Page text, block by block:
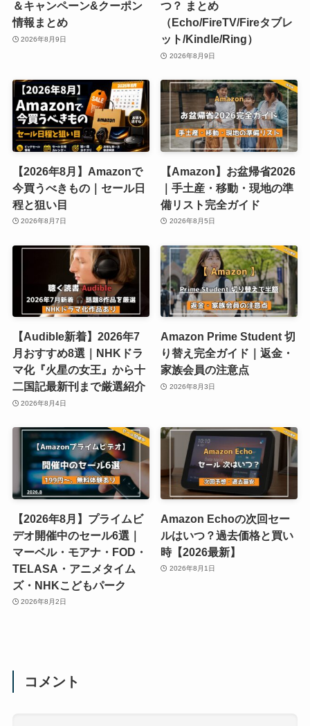
＆キャンペーン&クーポン
情報まとめ
2026年8月9日
つ？ まとめ
（Echo/FireTV/Fireタブレ
ット/Kindle/Ring）
2026年8月9日
【2026年8月】Amazonで
今買うべきもの｜セール日
程と狙い目
2026年8月7日
【Amazon】お盆帰省2026
｜手土産・移動・現地の準
備リスト完全ガイド
2026年8月5日
【Audible新着】2026年7
月おすすめ8選｜NHKドラ
マ化『火星の女王』から十
二国記最新刊まで厳選紹介
2026年8月4日
Amazon Prime Student 切
り替え完全ガイド｜返金・
家族会員の注意点
2026年8月3日
【2026年8月】プライムビ
デオ開催中のセール6選｜
マーベル・モアナ・FOD・
TELASA・アニメタイム
ズ・NHKこどもパーク
2026年8月2日
Amazon Echoの次回セー
ルはいつ？過去価格と買い
時【2026最新】
2026年8月1日
コメント